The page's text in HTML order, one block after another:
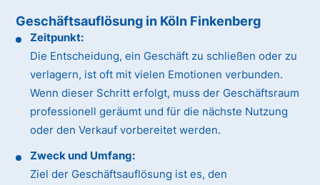
Geschäftsauflösung in Köln Finkenberg
Zeitpunkt:
Die Entscheidung, ein Geschäft zu schließen oder zu
verlagern, ist oft mit vielen Emotionen verbunden.
Wenn dieser Schritt erfolgt, muss der Geschäftsraum
professionell geräumt und für die nächste Nutzung
oder den Verkauf vorbereitet werden.
Zweck und Umfang:
Ziel der Geschäftsauflösung ist es, den